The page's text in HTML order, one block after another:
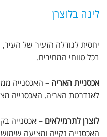
לינה בלוצרן
יחסית לגודלה הזעיר של
בכל טווחי המחירים.
אכסניית האריה – האכסנייה
לאנדרטת האריה. האכסנייה
לוצרן לתרמילאים – אכסנייה
האכסנייה נקייה ומציעה